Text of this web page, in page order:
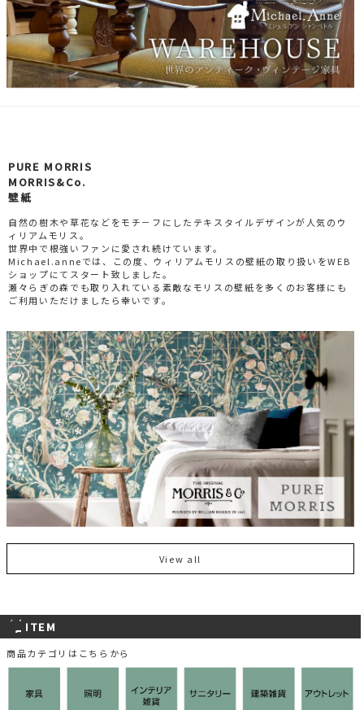
PURE MORRIS
MORRIS&Co.
壁紙
自然の樹木や草花などをモチ－フにしたテキスタイルデザインが人気のウ
ィリアムモリス。
世界中で根強いファンに愛され続けています。
Michael.anneでは、この度、ウィリアムモリスの壁紙の取り扱いをWEB
ショップにてスタート致しました。
瀬々らぎの森でも取り入れている素敵なモリスの壁紙を多くのお客様にも
ご利用いただけましたら幸いです。
View all
ITEM
商品カテゴリはこちらから